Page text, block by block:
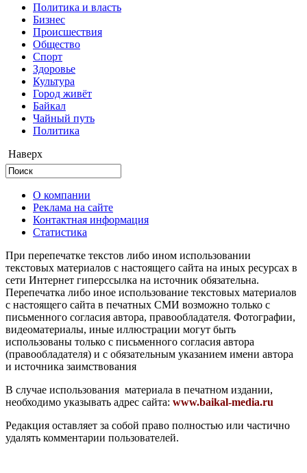
Политика и власть
Бизнес
Происшествия
Общество
Cпорт
Здоровье
Культура
Город живёт
Байкал
Чайный путь
Политика
Наверх
О компании
Реклама на сайте
Контактная информация
Статистика
При перепечатке текстов либо ином использовании
текстовых материалов с настоящего сайта на иных ресурсах в
сети Интернет гиперссылка на источник обязательна.
Перепечатка либо иное использование текстовых материалов
с настоящего сайта в печатных СМИ возможно только с
письменного согласия автора, правообладателя. Фотографии,
видеоматериалы, иные иллюстрации могут быть
использованы только с письменного согласия автора
(правообладателя) и с обязательным указанием имени автора
и источника заимствования
В случае использования материала в печатном издании,
необходимо указывать адрес сайта: www.baikal-media.ru
Редакция оставляет за собой право полностью или частично
удалять комментарии пользователей.